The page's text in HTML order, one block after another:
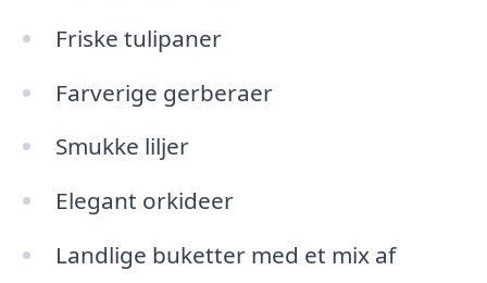
Friske tulipaner
Farverige gerberaer
Smukke liljer
Elegant orkideer
Landlige buketter med et mix af